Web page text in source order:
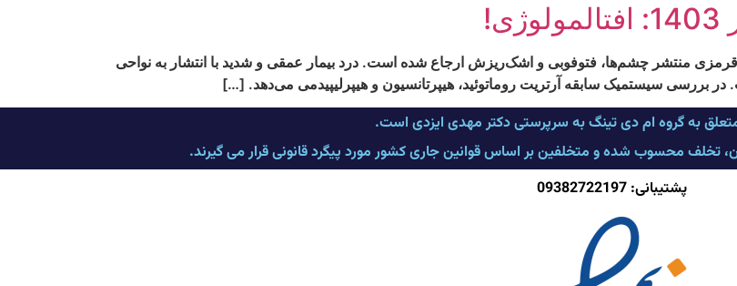
شدید چشم‌ها از ۱۰ روز قبل همراه با قرمزی منتشر چشم‌ها، فتوفوبی و اشک‌ریزش ارجاع شده است. درد بیمار عمقی و شدید با انتشار به نواحی
سیستمیک سابقه آرتریت روماتوئید، هیپرتانسیون و هیپرلیپیدمی می‌دهد. […]
به گروه ام دی تینگ به سرپرستی دکتر مهدی ایزدی است.
تخلف محسوب شده و متخلفین بر اساس قوانین جاری کشور مورد پیگرد قانونی قرار می گیرند.
پشتیبانی: 09382722197